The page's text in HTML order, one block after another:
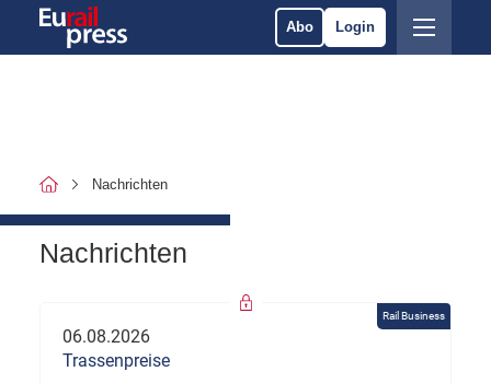
Abo Login
Nachrichten
Nachrichten
Rail Business
06.08.2026
Trassenpreise